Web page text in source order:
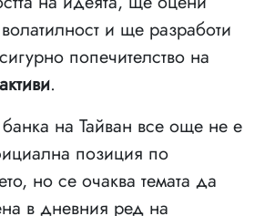
и ще разработи
попечителство на
.
на Тайван все още не е
позиция по
но се очаква темата да
в дневния ред на